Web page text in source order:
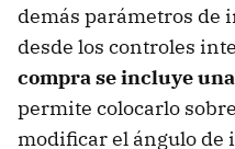
demás parámetros de
desde los controles
compra se incluye
permite colocarlo
modificar el ángulo